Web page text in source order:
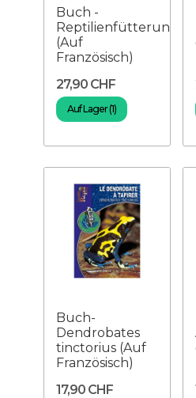
Buch -
Reptilienfütterung
(Auf
Französisch)
27,90 CHF
Auf Lager (1)
Buch-
Dendrobates
tinctorius (Auf
Französisch)
17,90 CHF